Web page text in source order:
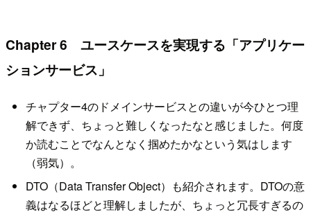
Chapter 6 ユースケースを実現する「アプリケー
ションサービス」
チャプター4のドメインサービスとの違いが今ひとつ理
解できず、ちょっと難しくなったなと感じました。何度
か読むことでなんとなく掴めたかなという気はします
（弱気）。
DTO（Data Transfer Object）も紹介されます。DTOの意
義はなるほどと理解しましたが、ちょっと冗長すぎるの